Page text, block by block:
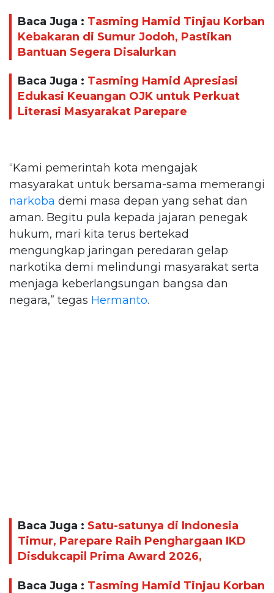
Baca Juga : Tasming Hamid Tinjau Korban
Kebakaran di Sumur Jodoh, Pastikan
Bantuan Segera Disalurkan
Baca Juga : Tasming Hamid Apresiasi
Edukasi Keuangan OJK untuk Perkuat
Literasi Masyarakat Parepare
“Kami pemerintah kota mengajak
masyarakat untuk bersama-sama memerangi
narkoba demi masa depan yang sehat dan
aman. Begitu pula kepada jajaran penegak
hukum, mari kita terus bertekad
mengungkap jaringan peredaran gelap
narkotika demi melindungi masyarakat serta
menjaga keberlangsungan bangsa dan
negara,” tegas Hermanto.
Baca Juga : Satu-satunya di Indonesia
Timur, Parepare Raih Penghargaan IKD
Disdukcapil Prima Award 2026,
Baca Juga : Tasming Hamid Tinjau Korban